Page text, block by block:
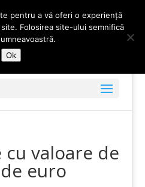
valoare de
euro
pentru a vă oferi o experiență
Folosirea site-ului semnifică
Ok